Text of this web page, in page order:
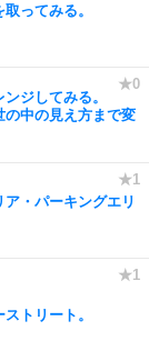
ってみる。
ジしてみる。
の中の見え方まで変
・パーキングエリ
トリート。